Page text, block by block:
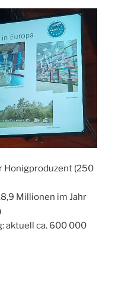
Honigproduzent (250
Millionen im Jahr
aktuell ca. 600 000